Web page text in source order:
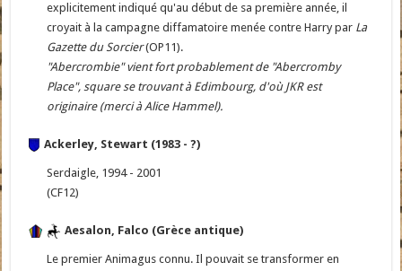
explicitement indiqué qu'au début de sa première année, il
croyait à la campagne diffamatoire menée contre Harry par La
Gazette du Sorcier(OP11).
"Abercrombie" vient fort probablement de "Abercromby
Place", square se trouvant à Edimbourg, d'où JKR est
originaire (merci à Alice Hammel).
Ackerley, Stewart (1983 - ?)
Serdaigle, 1994 - 2001
(CF12)
Aesalon, Falco (Grèce antique)
Le premier Animagus connu. Il pouvait se transformer en